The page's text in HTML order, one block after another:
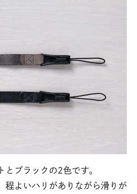
とブラックの2色です。
程よいハリがありながら滑りが